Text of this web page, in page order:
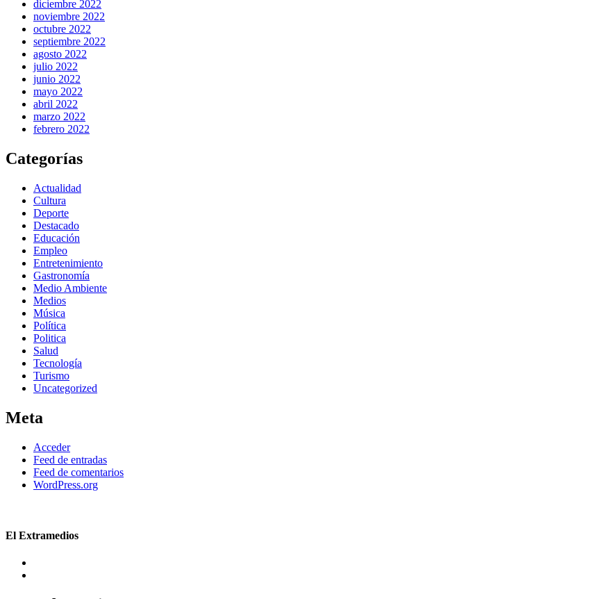
diciembre 2022
noviembre 2022
octubre 2022
septiembre 2022
agosto 2022
julio 2022
junio 2022
mayo 2022
abril 2022
marzo 2022
febrero 2022
Categorías
Actualidad
Cultura
Deporte
Destacado
Educación
Empleo
Entretenimiento
Gastronomía
Medio Ambiente
Medios
Música
Política
Politica
Salud
Tecnología
Turismo
Uncategorized
Meta
Acceder
Feed de entradas
Feed de comentarios
WordPress.org
El Extramedios